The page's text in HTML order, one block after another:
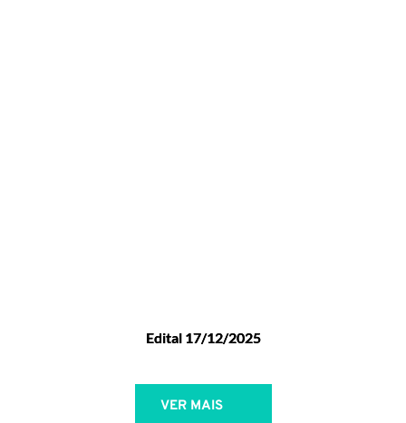
Edital 17/12/2025
VER MAIS